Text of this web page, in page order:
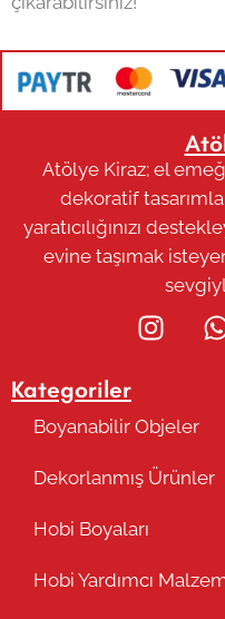
Atölye Kiraz; el
dekoratif
yaratıcılığınızı
evine taşımak
Kategoriler
Boyanabilir Objeler
Dekorlanmış Ürünler
Hobi Boyaları
Hobi Yardımcı